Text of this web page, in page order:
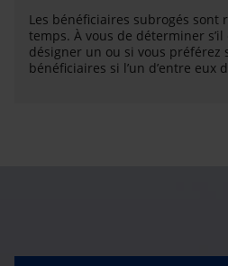
Les bénéficiaires subrogés sont
temps. À vous de déterminer
désigner un ou si vous préférez
bénéficiaires si l’un d’entre eux